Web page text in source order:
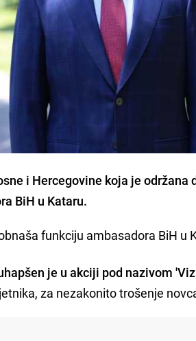
i Hercegovine koja je održana
BiH u Kataru.
funkciju ambasadora BiH u
je u akciji pod nazivom
za nezakonito trošenje